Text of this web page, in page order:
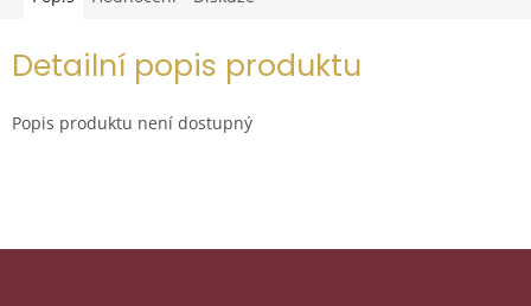
Detailní popis produktu
Popis produktu není dostupný
Z